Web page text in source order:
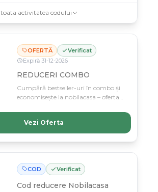
toata activitatea codului
OFERTĂ
Verificat
Expiră 31-12-2026
REDUCERI COMBO
Cumpără bestseller-uri în combo și
economisește la nobilacasa – oferta
si obtine preturi reduse pana la 31
decembrie 2026.
Vezi Oferta
COD Verificat
Cod reducere Nobilacasa